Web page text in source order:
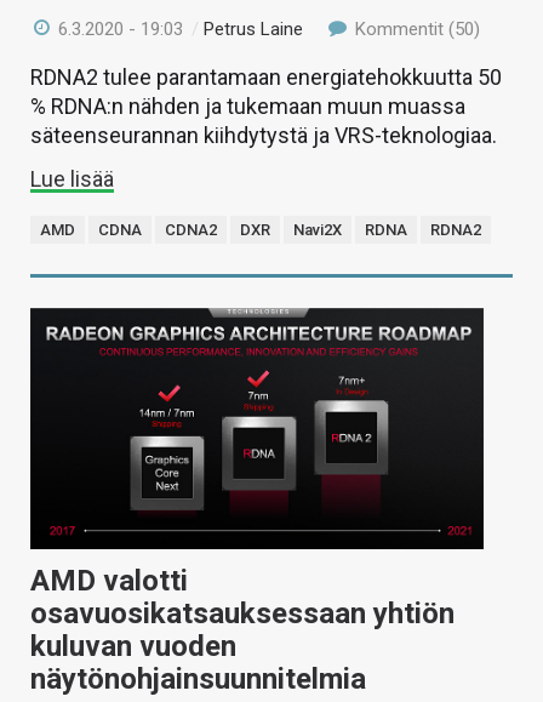
6.3.2020 - 19:03 /Petrus Laine Kommentit (50)
RDNA2 tulee parantamaan energiatehokkuutta 50
% RDNA:n nähden ja tukemaan muun muassa
säteenseurannan kiihdytystä ja VRS-teknologiaa.
Lue lisää
AMD CDNA CDNA2 DXR Navi2X RDNA RDNA2
AMD valotti
osavuosikatsauksessaan yhtiön
kuluvan vuoden
näytönohjainsuunnitelmia